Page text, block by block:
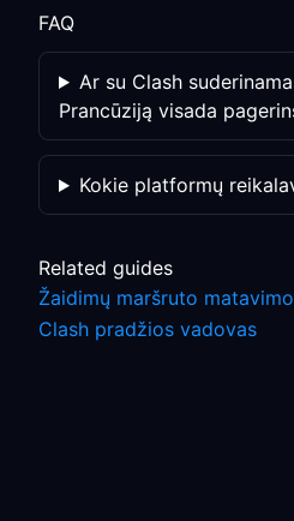
FAQ
Ar su Clash
Prancūziją visada
Kokie platformų
Related guides
Žaidimų maršruto
Clash pradžios vadovas